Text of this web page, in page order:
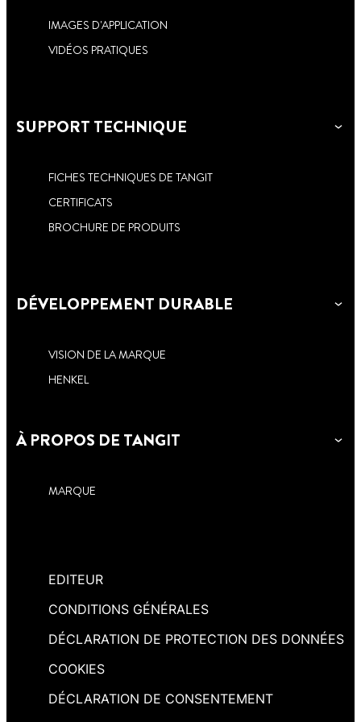
IMAGES D'APPLICATION
VIDÉOS PRATIQUES
SUPPORT TECHNIQUE
FICHES TECHNIQUES DE TANGIT
CERTIFICATS
BROCHURE DE PRODUITS
DÉVELOPPEMENT DURABLE
VISION DE LA MARQUE
HENKEL
À PROPOS DE TANGIT
MARQUE
EDITEUR
CONDITIONS GÉNÉRALES
DÉCLARATION DE PROTECTION DES DONNÉES
COOKIES
DÉCLARATION DE CONSENTEMENT